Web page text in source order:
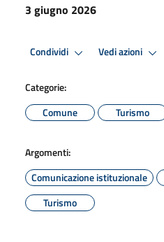
3 giugno 2026
Condividi Vedi azioni
Categorie:
Comune
Turismo
Argomenti:
Comunicazione istituzionale
Turismo